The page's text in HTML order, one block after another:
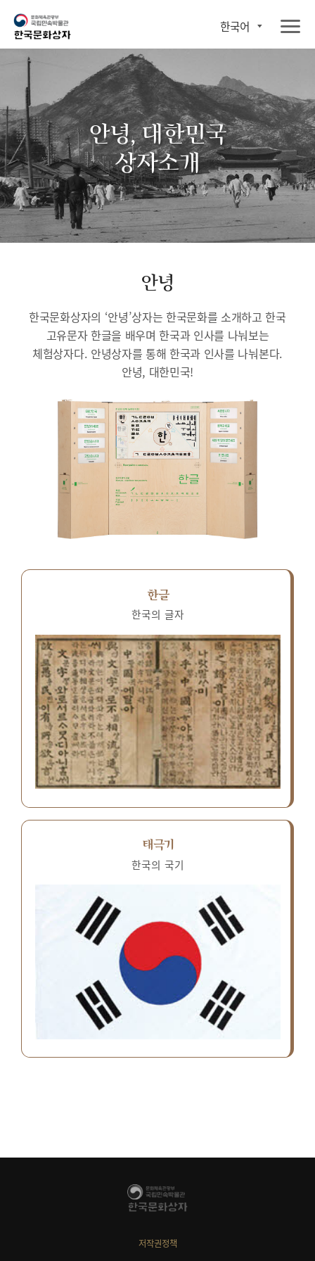
한국어
안녕, 대한민국
상자소개
안녕
한국문화상자의 ‘안녕’상자는 한국문화를 소개하고 한국
고유문자 한글을 배우며 한국과 인사를 나눠보는
체험상자다. 안녕상자를 통해 한국과 인사를 나눠본다.
안녕, 대한민국!
한글
한국의 글자
태극기
한국의 국기
저작권정책